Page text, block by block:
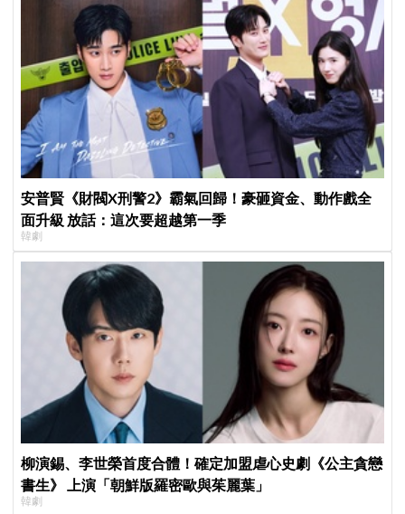
安普賢《財閥X刑警2》霸氣回歸！豪砸資金、動作戲全
面升級 放話：這次要超越第一季
韓劇
柳演錫、李世榮首度合體！確定加盟虐心史劇《公主貪戀
書生》 上演「朝鮮版羅密歐與茱麗葉」
韓劇